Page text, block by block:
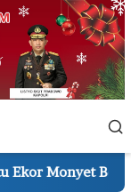
Dijebak di